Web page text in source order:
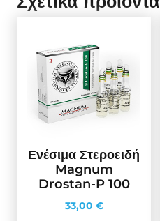
Ενέσιμα Στεροειδή
Magnum
Drostan-P 100
33,00 €